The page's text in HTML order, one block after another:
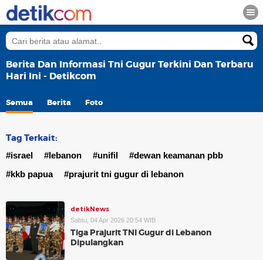
Berita Dan Informasi Tni Gugur Terkini Dan Terbaru
Hari Ini - Detikcom
Semua Berita Foto
Tag Terkait:
#israel #lebanon #unifil
#dewan keamanan pbb
#kkb papua
#prajurit tni gugur di lebanon
detikNews
Sabtu, 04 Apr 2026 20:54 WIB
Tiga Prajurit TNI Gugur di Lebanon
Dipulangkan